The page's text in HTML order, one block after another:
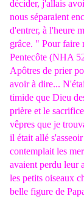
décider, j'allais
nous séparaient
d'entrer, à l'heure
grâce. " Pour faire
Pentecôte (NHA
Apôtres de prier
avoir à dire...
timide que Dieu
prière et le
vêpres que je
il était allé
contemplait les
avaient perdu leur
les petits oiseaux
belle figure de